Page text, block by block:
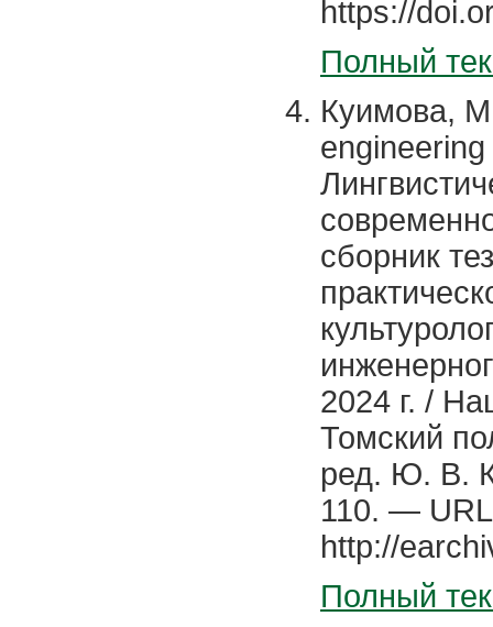
https://
Полный
Куимова,
сборник
2024 г. /
Томский
ред. Ю. В.
110. —
http://
Полный